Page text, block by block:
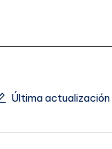
Última